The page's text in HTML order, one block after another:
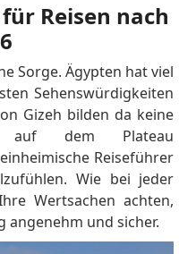
Reisen nach
Sorge. Ägypten hat viel
Sehenswürdigkeiten
Gizeh bilden da keine
auf dem Plateau
Reiseführer
Wie bei jeder
Wertsachen achten,
angenehm und sicher.